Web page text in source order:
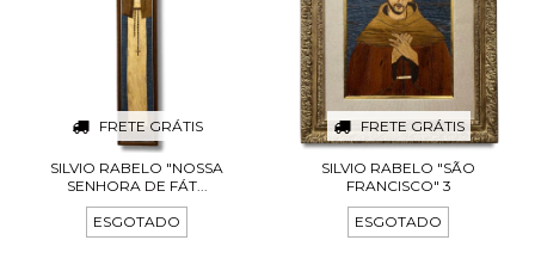
FRETE GRÁTIS
SILVIO RABELO "NOSSA
SENHORA DE FÁT...
ESGOTADO
FRETE GRÁTIS
SILVIO RABELO "SÃO
FRANCISCO" 3
ESGOTADO